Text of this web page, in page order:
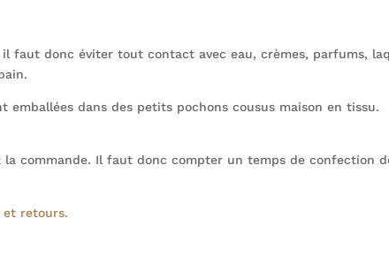
faut donc éviter tout contact avec eau, crèmes, parfums,
emballées dans des petits pochons cousus maison en tissu.
commande. Il faut donc compter un temps de confection
et retours.